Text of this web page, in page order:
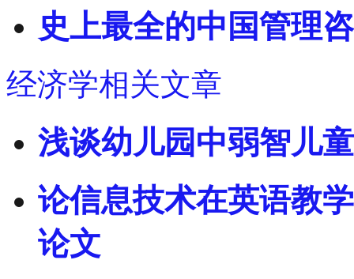
史上最全的中国管理
经济学相关文章
浅谈幼儿园中弱智儿
论信息技术在英语教
论文